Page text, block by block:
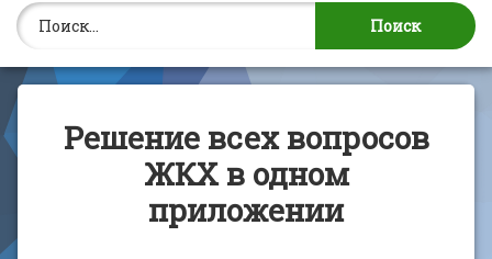
Найти:
Решение всех вопросов
ЖКХ в одном
приложении